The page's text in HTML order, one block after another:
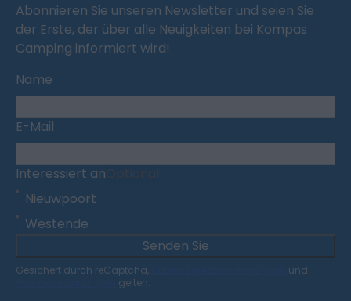
Abonnieren Sie unseren Newsletter und seien Sie
der Erste, der über alle Neuigkeiten bei Kompas
Camping informiert wird!
Name
E-Mail
Interessiert an
Nieuwpoort
Westende
Senden Sie
Gesichert durch reCaptcha,
und
gelten.